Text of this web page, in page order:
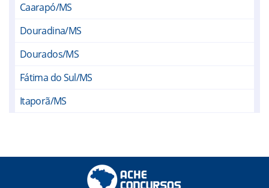
Caarapó/MS
Douradina/MS
Dourados/MS
Fátima do Sul/MS
Itaporã/MS